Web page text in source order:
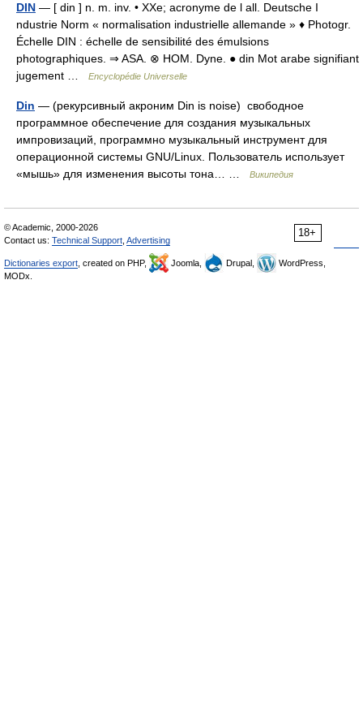
DIN — [ din ] n. m. inv. • XXe; acronyme de l all. Deutsche I
ndustrie Norm « normalisation industrielle allemande » ♦ Photogr.
Échelle DIN : échelle de sensibilité des émulsions
photographiques. ⇒ ASA. ⊗ HOM. Dyne. ● din Mot arabe signifiant
jugement …
Encyclopédie Universelle
Din — (рекурсивный акроним Din is noise) свободное
программное обеспечение для создания музыкальных
импровизаций, программно музыкальный инструмент для
операционной системы GNU/Linux. Пользователь использует
«мышь» для изменения высоты тона… …
Википедия
18+
© Academic, 2000-2026
Contact us: Technical Support Advertising
Dictionaries export , created on PHP, Joomla, Drupal,
WordPress,
MODx.